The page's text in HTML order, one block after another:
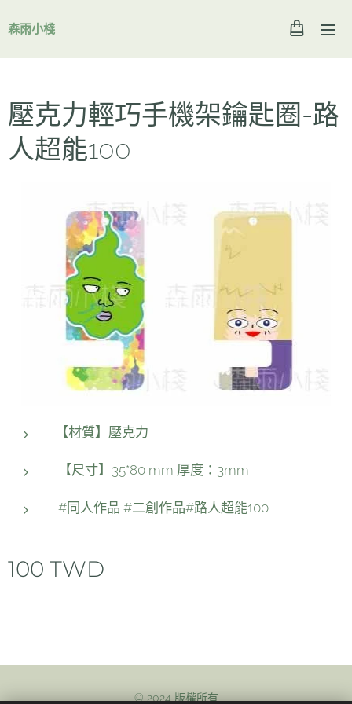
森雨小棧
壓克力輕巧手機架鑰匙圈-路
人超能100
【材質】壓克力
【尺寸】35*80 mm 厚度：3mm
#同人作品 #二創作品#路人超能100
100 TWD
© 2024 版權所有